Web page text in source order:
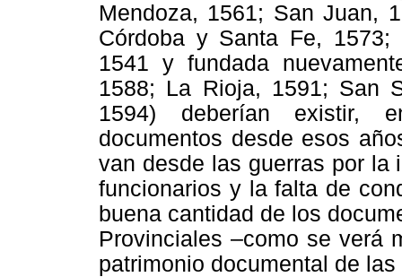
Mendoza, 1561; San Juan,
Córdoba y Santa Fe, 1573;
1541 y fundada
1588; La Rioja, 1591; San
1594) deberían existir,
documentos desde esos
van desde las guerras por la
funcionarios y la falta de
buena cantidad de los
Provinciales –como se verá
patrimonio documental de